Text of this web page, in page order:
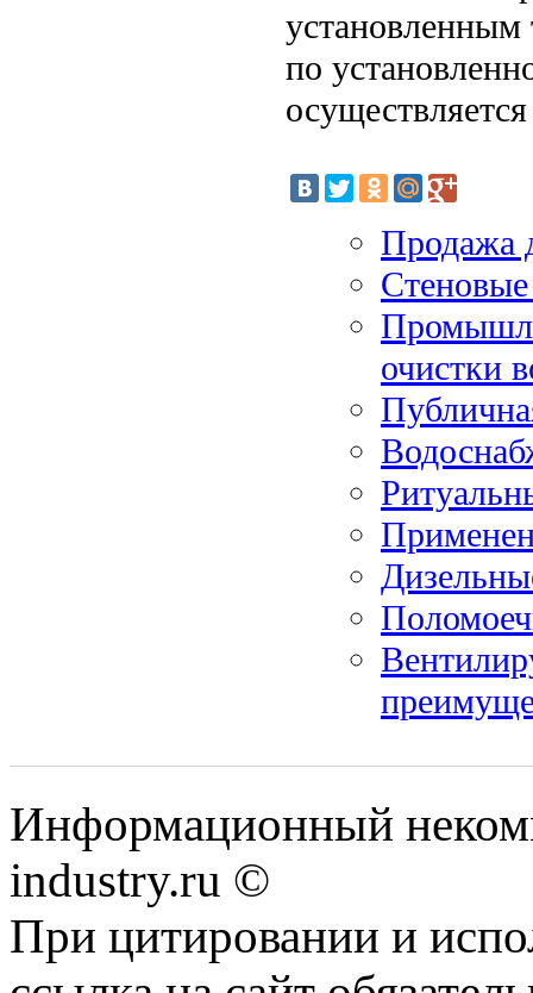
установленным
по
Продажа
очистки
Информационный
industry.ru ©
При цитировании и